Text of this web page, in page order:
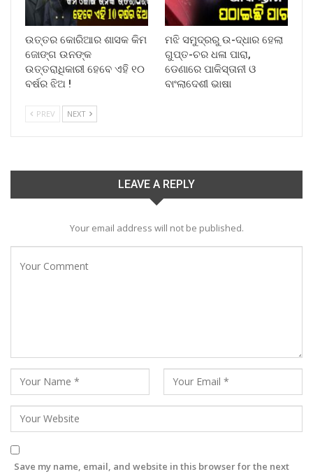
ଉତ୍ତର କୋରିଆର ଶାସକ କିମ
ଜୋଙ୍ଗ ଉନଙ୍କ
ଉତ୍ତରାଧିକାରୀ ହେବେ ଏହି ୧୦
ବର୍ଷର ଝିଅ !
ମଝି ସମୁଦ୍ରରୁ ଉ-ଦ୍ଧାର ହେଲା
ଗୁପ୍ତ-ଚର ଧଳା ପାରା,
ଡେଣାରେ ପାକିସ୍ତାନୀ ଓ
ବାଂଲାଦେଶୀ ଭାଷା
PREV NEXT
LEAVE A REPLY
Your email address will not be published.
Save my name, email, and website in this browser for the next